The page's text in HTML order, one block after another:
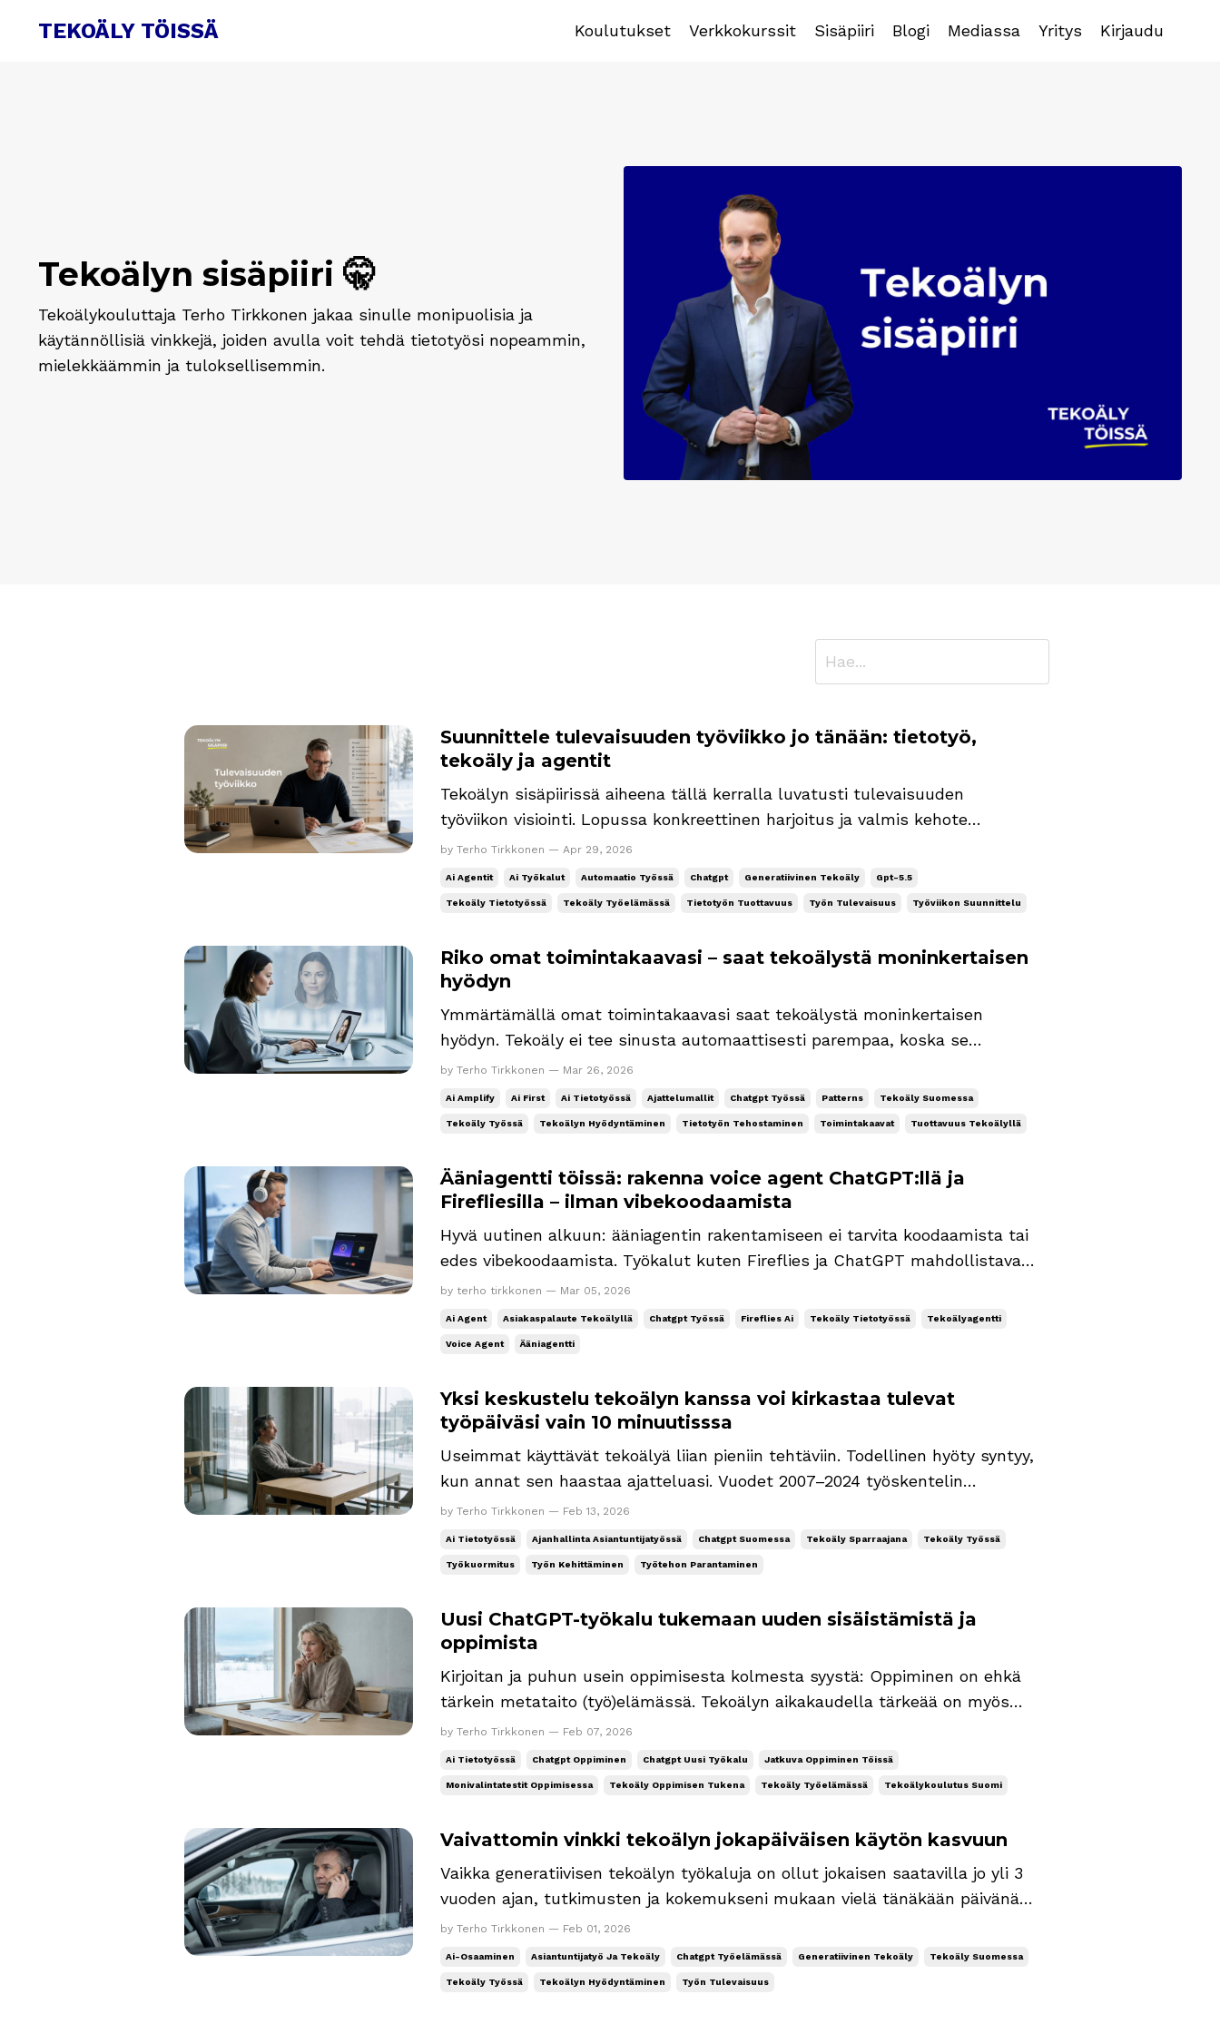
TEKOÄLY TÖISSÄ Koulutukset Verkkokurssit Sisäpiiri Blogi Mediassa Yritys Kirjaudu
Tekoälyn sisäpiiri 🤫
Tekoälykouluttaja Terho Tirkkonen jakaa sinulle monipuolisia ja
käytännöllisiä vinkkejä, joiden avulla voit tehdä tietotyösi nopeammin,
mielekkäämmin ja tuloksellisemmin.
Suunnittele tulevaisuuden työviikko jo tänään: tietotyö,
tekoäly ja agentit
Tekoälyn sisäpiirissä aiheena tällä kerralla luvatusti tulevaisuuden
työviikon visiointi. Lopussa konkreettinen harjoitus ja valmis kehote
(prompt). Tulevaisuuden työviikko tietotyössä rakentuu kahden työtavan
päälle: tekoälyavusteinen työ (ihminen tekee, AI auttaa) tekoälyvetoinen
työ (AI hoita...
by Terho Tirkkonen — Apr 29, 2026
Ai Agentit Ai Työkalut Automaatio Työssä Chatgpt Generatiivinen Tekoäly Gpt-5.5
Tekoäly Tietotyössä Tekoäly Työelämässä Tietotyön Tuottavuus Työn Tulevaisuus Työviikon Suunnittelu
Riko omat toimintakaavasi – saat tekoälystä moninkertaisen
hyödyn
Ymmärtämällä omat toimintakaavasi saat tekoälystä moninkertaisen
hyödyn. Tekoäly ei tee sinusta automaattisesti parempaa, koska se
vahvistaa niitä toimintakaavoja, joita sinulla jo on. Kielimallit ovat
pohjimmiltaan kaavojen (patterns) tunnistajia ja toistajia. Ne tunnistavat,
millaiset sanat j...
by Terho Tirkkonen — Mar 26, 2026
Ai Amplify Ai First Ai Tietotyössä Ajattelumallit Chatgpt Työssä Patterns Tekoäly Suomessa
Tekoäly Työssä Tekoälyn Hyödyntäminen Tietotyön Tehostaminen Toimintakaavat Tuottavuus Tekoälyllä
Ääniagentti töissä: rakenna voice agent ChatGPT:llä ja
Firefliesilla – ilman vibekoodaamista
Hyvä uutinen alkuun: ääniagentin rakentamiseen ei tarvita koodaamista tai
edes vibekoodaamista. Työkalut kuten Fireflies ja ChatGPT mahdollistavat
voice agentin rakentamisen täysin ilman ohjelmointitaitoja. Mikä on
ääniagentti? Ääniagentti (voice agent) on tekoälyratkaisu, joka
autonomisesti kä...
by terho tirkkonen — Mar 05, 2026
Ai Agent Asiakaspalaute Tekoälyllä Chatgpt Työssä Fireflies Ai Tekoäly Tietotyössä Tekoälyagentti
Voice Agent Ääniagentti
Yksi keskustelu tekoälyn kanssa voi kirkastaa tulevat
työpäiväsi vain 10 minuutisssa
Useimmat käyttävät tekoälyä liian pieniin tehtäviin. Todellinen hyöty syntyy,
kun annat sen haastaa ajatteluasi. Vuodet 2007–2024 työskentelin
kokopäiväisesti asiantuntija-, päällikkö- ja esihenkilötehtävissä
palkansaajana. Jälkikäteen ajateltuna perjantai oli minulle hukatuin
mahdollisuus. Ole...
by Terho Tirkkonen — Feb 13, 2026
Ai Tietotyössä Ajanhallinta Asiantuntijatyössä Chatgpt Suomessa Tekoäly Sparraajana Tekoäly Työssä
Työkuormitus Työn Kehittäminen Työtehon Parantaminen
Uusi ChatGPT-työkalu tukemaan uuden sisäistämistä ja
oppimista
Kirjoitan ja puhun usein oppimisesta kolmesta syystä: Oppiminen on ehkä
tärkein metataito (työ)elämässä. Tekoälyn aikakaudella tärkeää on myös
poisoppiminen. Rakastan uuden oppimista. Se on motivaationi moottoriöljy.
Tekoälyn sisäpiiri 🤫 -viikkokirjeen aiheena tänään
yksinkertainen oppimismekan...
by Terho Tirkkonen — Feb 07, 2026
Ai Tietotyössä Chatgpt Oppiminen Chatgpt Uusi Työkalu Jatkuva Oppiminen Töissä
Monivalintatestit Oppimisessa Tekoäly Oppimisen Tukena Tekoäly Työelämässä Tekoälykoulutus Suomi
Vaivattomin vinkki tekoälyn jokapäiväisen käytön kasvuun
Vaikka generatiivisen tekoälyn työkaluja on ollut jokaisen saatavilla jo yli 3
vuoden ajan, tutkimusten ja kokemukseni mukaan vielä tänäkään päivänä
enemmistö ei hyödynnä niitä tietotöissä joka päivä. Jos olet jo tehokäyttäjä,
olet onnekkaassa vähimmistössä. Siinä tapauksessa tämä kirje auttaa si...
by Terho Tirkkonen — Feb 01, 2026
Ai-Osaaminen Asiantuntijatyö Ja Tekoäly Chatgpt Työelämässä Generatiivinen Tekoäly Tekoäly Suomessa
Tekoäly Työssä Tekoälyn Hyödyntäminen Työn Tulevaisuus